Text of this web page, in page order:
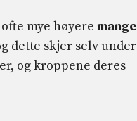
mye høyere mange
dette skjer selv under
og kroppene deres